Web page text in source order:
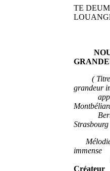
TE DEUM
(
grandeur
appelé
Berlin
Strasbourg
Mélodie
immense
Créateur